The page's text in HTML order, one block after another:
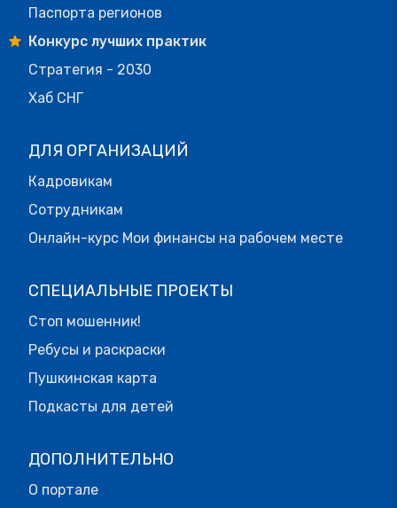
Паспорта регионов
Конкурс лучших практик
Стратегия - 2030
Хаб СНГ
ДЛЯ ОРГАНИЗАЦИЙ
Кадровикам
Сотрудникам
Онлайн-курс Мои финансы на рабочем месте
СПЕЦИАЛЬНЫЕ ПРОЕКТЫ
Стоп мошенник!
Ребусы и раскраски
Пушкинская карта
Подкасты для детей
ДОПОЛНИТЕЛЬНО
О портале